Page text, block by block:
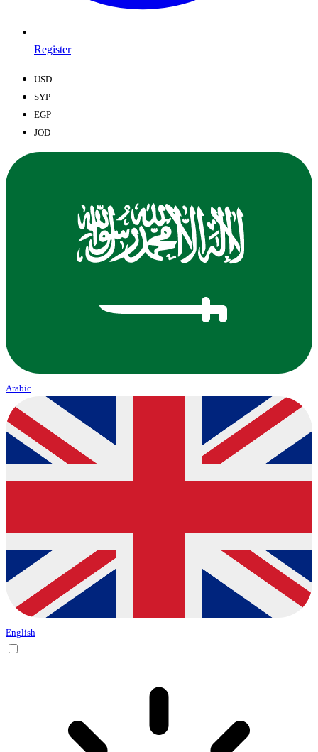
Register
USD
SYP
EGP
JOD
Arabic
English